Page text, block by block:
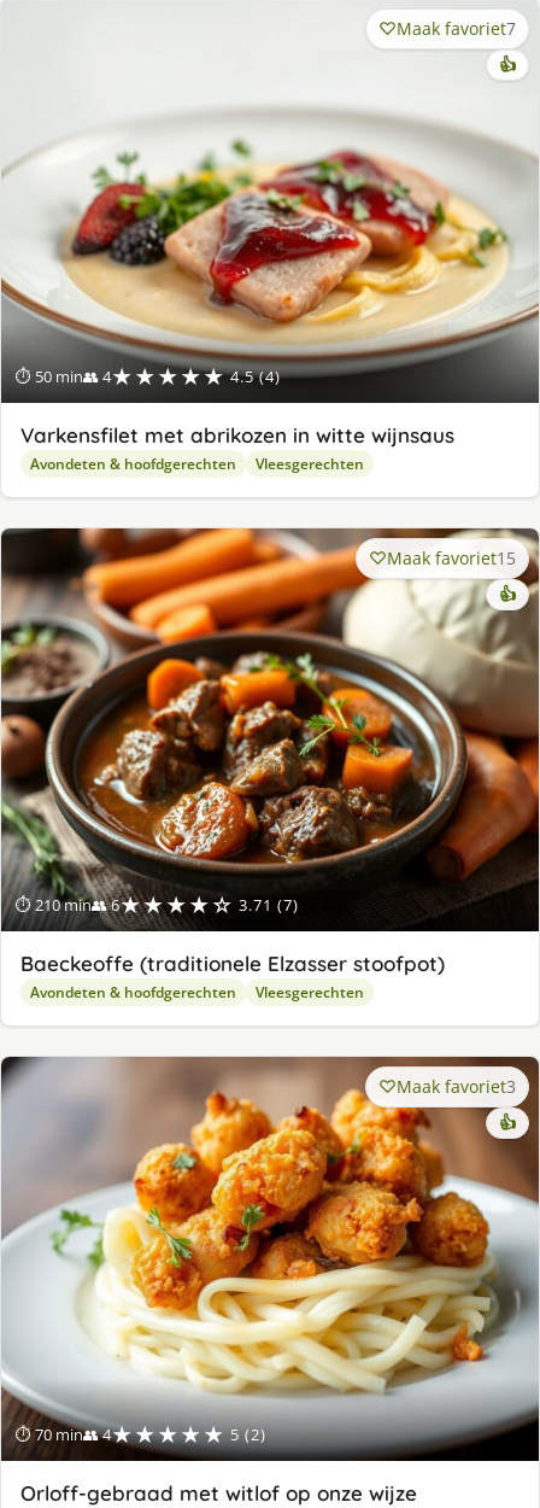
⏱ 50 min👥 4★★★★★ 4.5 (4)
Maak favoriet7
👍
Varkensfilet met abrikozen in witte wijnsaus
Avondeten & hoofdgerechten Vleesgerechten
⏱ 210 min👥 6★★★★☆ 3.71 (7)
Maak favoriet15
👍
Baeckeoffe (traditionele Elzasser stoofpot)
Avondeten & hoofdgerechten Vleesgerechten
⏱ 70 min👥 4★★★★★ 5 (2)
Maak favoriet3
👍
Orloff-gebraad met witlof op onze wijze